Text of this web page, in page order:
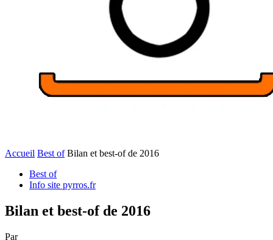
Accueil Best of Bilan et best-of de 2016
Best of
Info site pyrros.fr
Bilan et best-of de 2016
Par